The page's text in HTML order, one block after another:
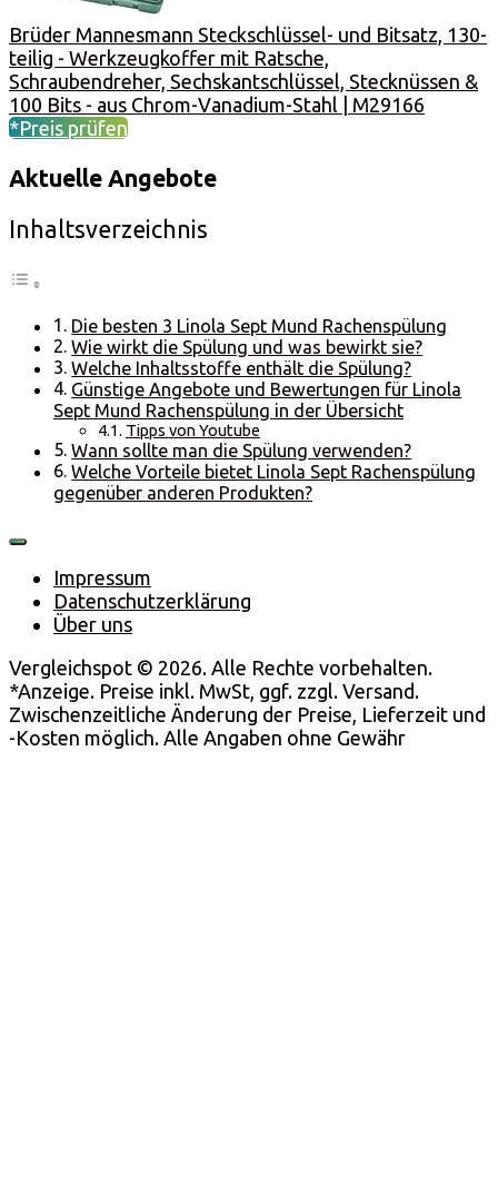
Brüder Mannesmann Steckschlüssel- und Bitsatz, 130-
teilig - Werkzeugkoffer mit Ratsche,
Schraubendreher, Sechskantschlüssel, Stecknüssen &
100 Bits - aus Chrom-Vanadium-Stahl | M29166
*Preis prüfen
Aktuelle Angebote
Inhaltsverzeichnis
Die besten 3 Linola Sept Mund Rachenspülung
Wie wirkt die Spülung und was bewirkt sie?
Welche Inhaltsstoffe enthält die Spülung?
Günstige Angebote und Bewertungen für Linola
Sept Mund Rachenspülung in der Übersicht
Tipps von Youtube
Wann sollte man die Spülung verwenden?
Welche Vorteile bietet Linola Sept Rachenspülung
gegenüber anderen Produkten?
Impressum
Datenschutzerklärung
Über uns
Vergleichspot © 2026. Alle Rechte vorbehalten.
*Anzeige. Preise inkl. MwSt, ggf. zzgl. Versand.
Zwischenzeitliche Änderung der Preise, Lieferzeit und
-Kosten möglich. Alle Angaben ohne Gewähr